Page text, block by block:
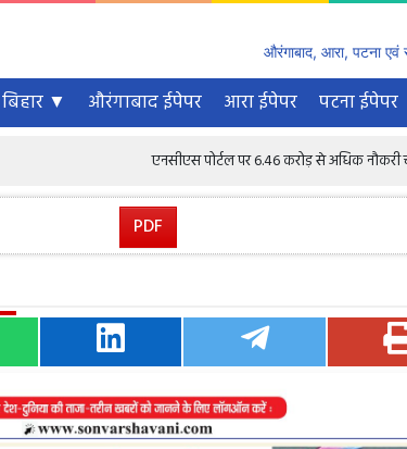
औरंगाबाद, आरा, पटना एवं
बिहार ▼ औरंगाबाद ईपेपर आरा ईपेपर पटना ईपेपर
एनसीएस पोर्टल पर 6.46 करोड़ से अधिक नौकरी चाहने वाले
PDF